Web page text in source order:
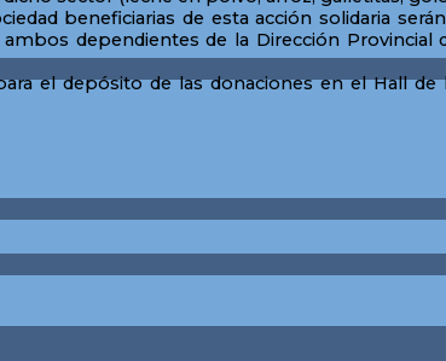
beneficiarias de esta acción solidaria
dependientes de la Dirección
el depósito de las donaciones en el Hall